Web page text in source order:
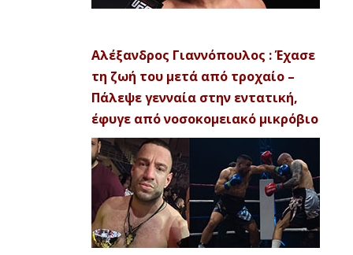
Αλέξανδρος Γιαννόπουλος : Έχασε
τη ζωή του μετά από τροχαίο –
Πάλεψε γενναία στην εντατική,
έφυγε από νοσοκομειακό μικρόβιο